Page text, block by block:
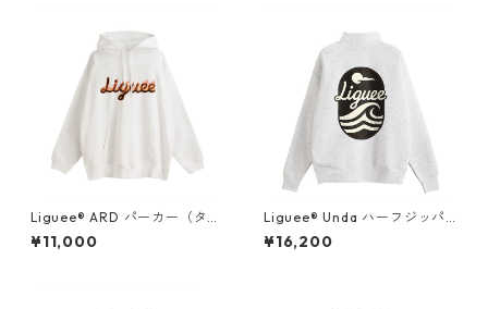
Liguee®️ ARD パーカー（タイ
プロゴプリント）ホワイト
¥11,000
Liguee®️ Unda ハーフジッパ
ースウェット（花ロゴ刺繍&バ
ックプリント）
¥16,200